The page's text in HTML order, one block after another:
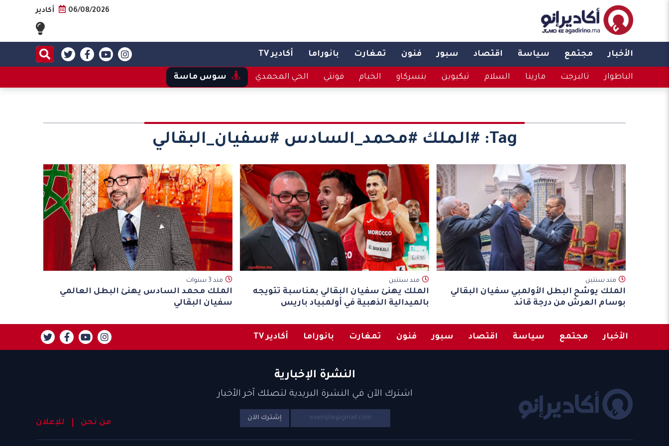
06/08/2026 أكادير
الأخبار مجتمع سياسة اقتصاد سبور فنون تمغارت بانوراما أكادير TV
الباطوار تالبرجت مارينا السلام تيكيوين بنسركاو الخيام فونتي الحي المحمدي سوس ماسة
Tag: #الملك #محمد_السادس #سفيان_البقالي
مند سنتين
الملك يوشح البطل الأولمبي سفيان البقالي
بوسام العرش من درجة قائد
مند سنتين
الملك يهنئ سفيان البقالي بمناسبة تتويجه
بالميدالية الذهبية في أولمبياد باريس
مند 3 سنوات
الملك محمد السادس يهنئ البطل العالمي
سفيان البقالي
الأخبار مجتمع سياسة اقتصاد سبور فنون تمغارت بانوراما أكادير TV
النشرة الإخبارية
اشترك الآن في النشرة البريدية لتصلك آخر الأخبار
إشترك الآن من نحن للإعلان